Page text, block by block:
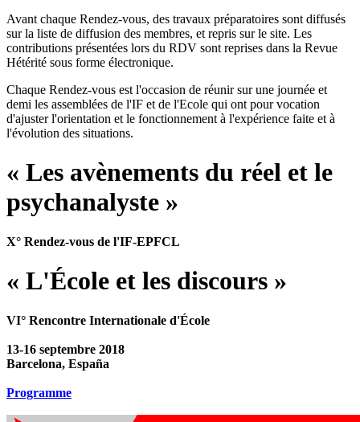
Avant chaque Rendez-vous, des travaux préparatoires sont diffusés
sur la liste de diffusion des membres, et repris sur le site. Les
contributions présentées lors du RDV sont reprises dans la Revue
Hétérité sous forme électronique.
Chaque Rendez-vous est l'occasion de réunir sur une journée et
demi les assemblées de l'IF et de l'Ecole qui ont pour vocation
d'ajuster l'orientation et le fonctionnement à l'expérience faite et à
l'évolution des situations.
« Les avènements du réel et le
psychanalyste »
X° Rendez-vous de l'IF-EPFCL
« L'École et les discours »
VI° Rencontre Internationale d'École
13-16 septembre 2018
Barcelona, España
Programme